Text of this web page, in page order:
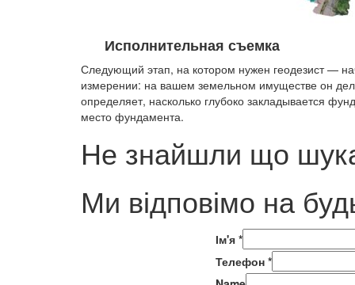
Исполнительная съемка
Следующий этап, на котором нужен геодезист —
измерении: на вашем земельном имуществе он
определяет, насколько глубоко закладывается
место фундамента.
Не знайшли що
Ми відповімо на
Ім'я *
Телефон *